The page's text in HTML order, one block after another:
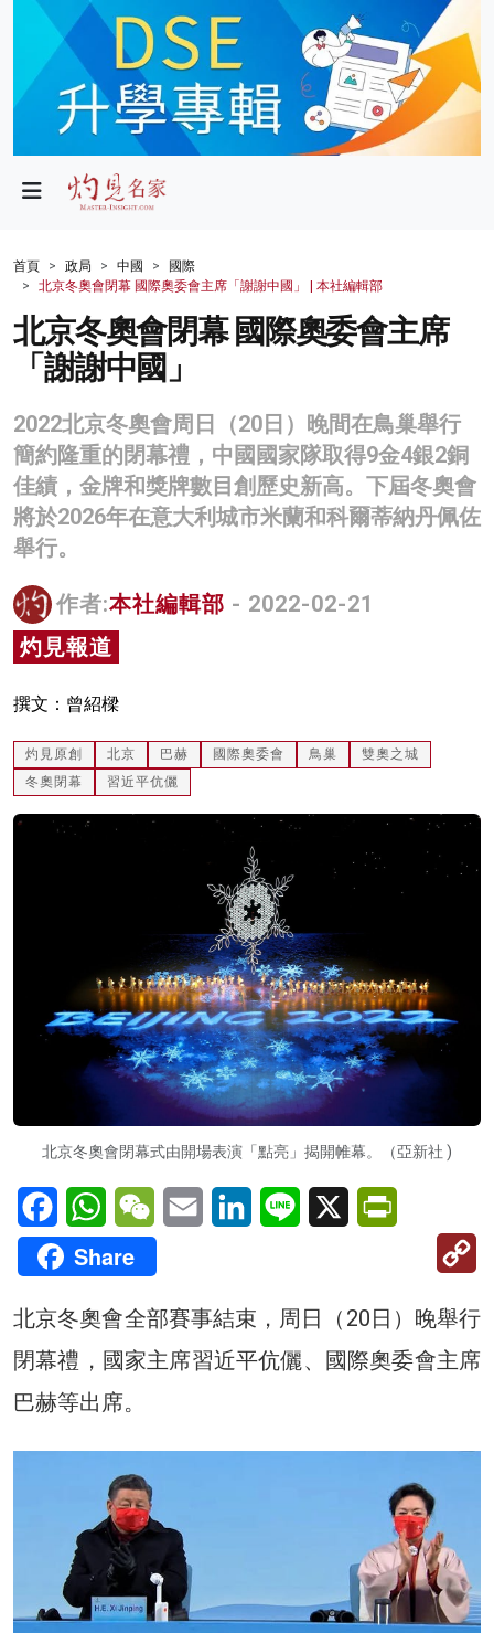
政局
財經
生活
健康
商業
科技
影片
名家榜
關於我們
首頁 政局 中國
國際
北京冬奧會閉幕 國際奧委會主席「謝謝中國」 | 本社編輯部
北京冬奧會閉幕 國際奧委會主席
「謝謝中國」
2022北京冬奧會周日（20日）晚間在鳥巢舉行
簡約隆重的閉幕禮，中國國家隊取得9金4銀2銅
佳績，金牌和獎牌數目創歷史新高。下屆冬奧會
將於2026年在意大利城市米蘭和科爾蒂納丹佩佐
舉行。
作者:本社編輯部 - 2022-02-21
灼見報道
撰文：曾紹樑
灼見原創 北京 巴赫 國際奧委會 鳥巢
雙奧之城
冬奧閉幕
習近平伉儷
北京冬奧會閉幕式由開場表演「點亮」揭開帷幕。（亞新社 )
FacebookWhatsAppWeChatEmail LinkedInLine X
Share
北京冬奧會全部賽事結束，周日（20日）晚舉行
閉幕禮，國家主席習近平伉儷、國際奧委會主席
巴赫等出席。